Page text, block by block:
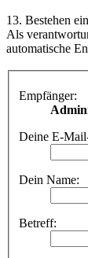
13. Bestehen
Als
automatische
Empfänger:
Deine E-
Dein Name:
Betreff: